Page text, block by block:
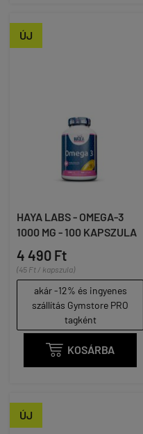
ÚJ
HAYA LABS - OMEGA-3
1000 MG - 100 KAPSZULA
4 490 Ft
(45 Ft / kapszula)
akár -12% és ingyenes
szállítás Gymstore PRO
tagként
 KOSÁRBA
ÚJ